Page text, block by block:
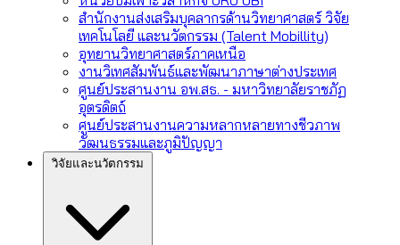
สำนักงานส่งเสริมบุคลากรด้านวิทยาศาสตร์ วิจัย
เทคโนโลยี และนวัตกรรม (Talent Mobillity)
อุทยานวิทยาศาสตร์ภาคเหนือ
งานวิเทศสัมพันธ์และพัฒนาภาษาต่างประเทศ
ศูนย์ประสานงาน อพ.สธ. - มหาวิทยาลัยราชภัฏ
อุตรดิตถ์
ศูนย์ประสานงานความหลากหลายทางชีวภาพ
วัฒนธรรมและภูมิปัญญา
วิจัยและนวัตกรรม